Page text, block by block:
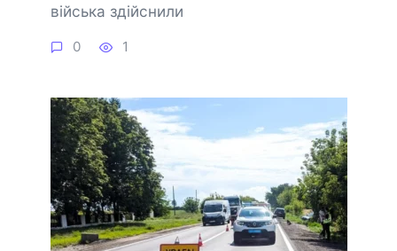
війська здійснили
0 1